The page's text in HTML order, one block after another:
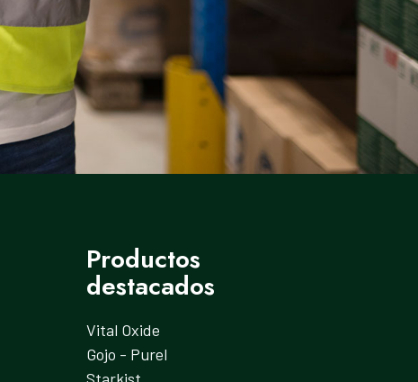
Productos
destacados
Vital Oxide
Gojo - Purel